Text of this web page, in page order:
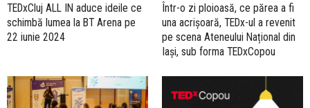
TEDxCluj ALL IN aduce ideile ce
schimbă lumea la BT Arena pe
22 iunie 2024
Într-o zi ploioasă, ce părea a fi
una acrișoară, TEDx-ul a revenit
pe scena Ateneului Național din
Iași, sub forma TEDxCopou